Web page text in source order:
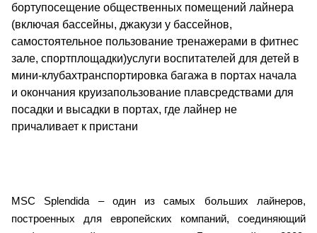
MSC Splendida – один из самых больших лайнеров,
построенных для европейских компаний, соединяющий
бортупосещение общественных помещений лайнера
(включая бассейны, джакузи у бассейнов,
самостоятельное пользование тренажерами в фитнес
зале, спортплощадки)услуги воспитателей для детей в
мини-клубахтранспортировка багажа в портах начала
и окончания круизапользование плавсредствами для
посадки и высадки в портах, где лайнер не
причаливает к пристани